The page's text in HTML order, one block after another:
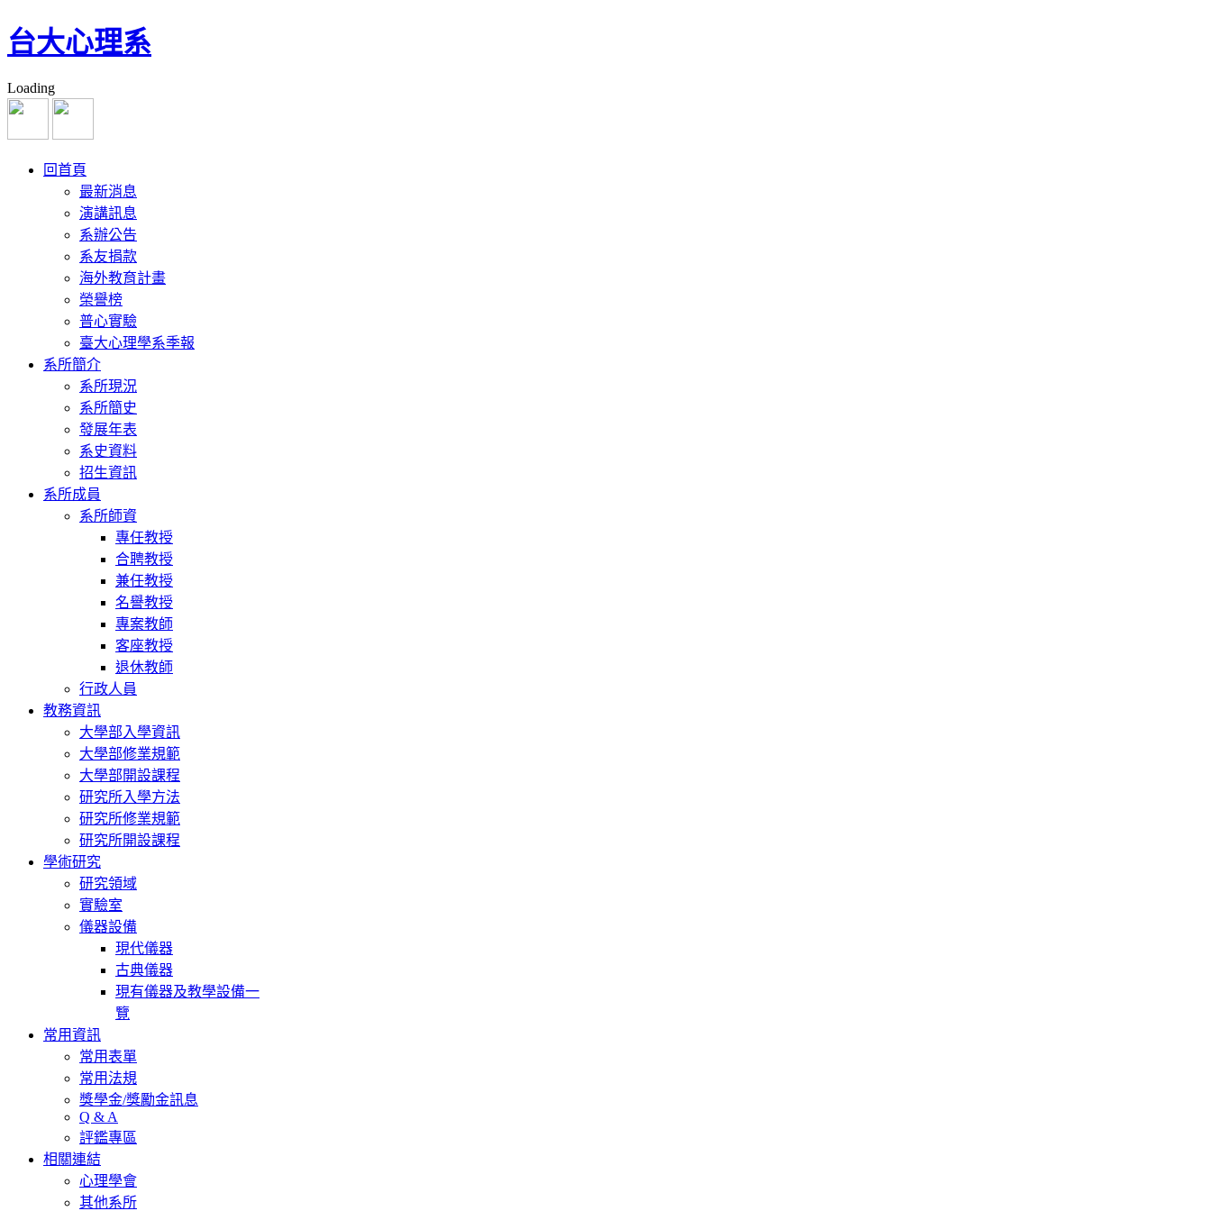
台大心理系
Loading
回首頁
最新消息
演講訊息
系辦公告
系友捐款
海外教育計畫
榮譽榜
普心實驗
臺大心理學系季報
系所簡介
系所現況
系所簡史
發展年表
系史資料
招生資訊
系所成員
系所師資
專任教授
合聘教授
兼任教授
名譽教授
專案教師
客座教授
退休教師
行政人員
教務資訊
大學部入學資訊
大學部修業規範
大學部開設課程
研究所入學方法
研究所修業規範
研究所開設課程
學術研究
研究領域
實驗室
儀器設備
現代儀器
古典儀器
現有儀器及教學設備一
覽
常用資訊
常用表單
常用法規
獎學金/獎勵金訊息
Q & A
評鑑專區
相關連結
心理學會
其他系所